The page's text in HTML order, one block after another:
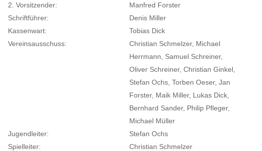
2. Vorsitzender:
Manfred Forster
Schriftführer:
Denis Miller
Kassenwart:
Tobias Dick
Vereinsausschuss:
Christian Schmelzer, Michael
Herrmann, Samuel Schreiner,
Oliver Schreiner, Christian Ginkel,
Stefan Ochs, Torben Oeser, Jan
Forster, Maik Miller, Lukas Dick,
Bernhard Sander, Philip Pfleger,
Michael Müller
Jugendleiter:
Stefan Ochs
Spielleiter:
Christian Schmelzer